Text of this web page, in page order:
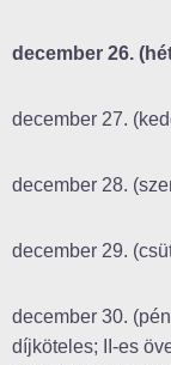
december 26.
december 27.
december 28.
december 29.
december 30.
díjköteles; II-es